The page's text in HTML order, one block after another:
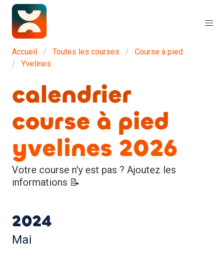
Accueil Toutes les courses
Course à pied
Yvelines
calendrier
course à pied
yvelines 2026
Votre course n'y est pas ? Ajoutez les
informations 📝
2024
Mai